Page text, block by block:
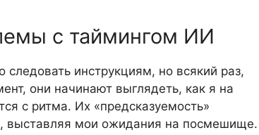
с таймингом ИИ
следовать инструкциям, но всякий раз,
они начинают выглядеть, как я на
с ритма. Их «предсказуемость»
выставляя мои ожидания на посмешище.